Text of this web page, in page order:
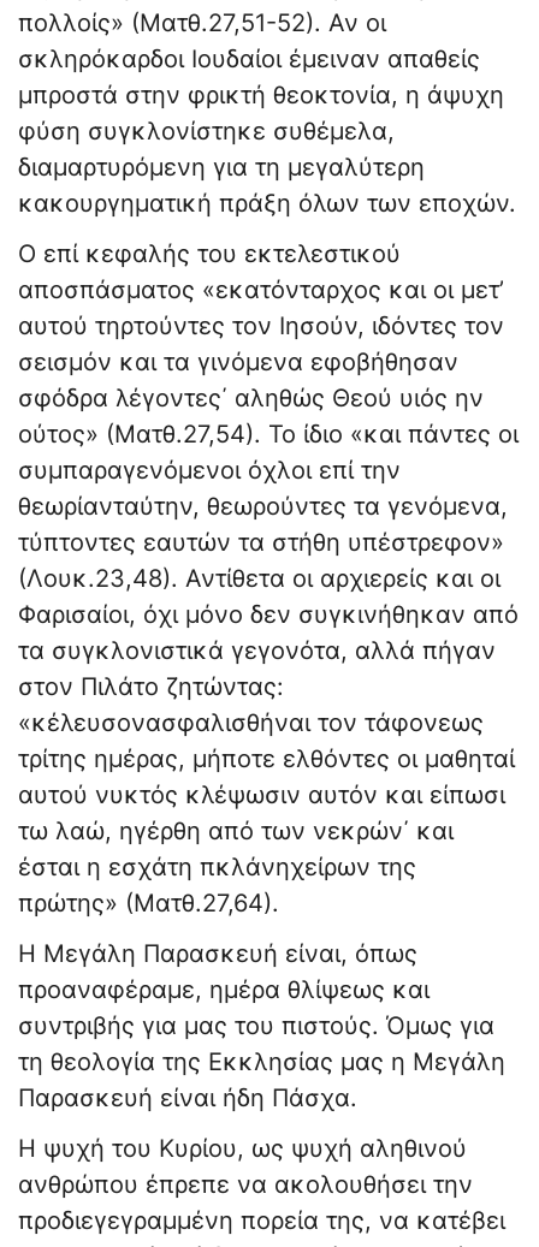
πολλοίς» (Ματθ.27,51-52). Αν οι
σκληρόκαρδοι Ιουδαίοι έμειναν απαθείς
μπροστά στην φρικτή θεοκτονία, η άψυχη
φύση συγκλονίστηκε συθέμελα,
διαμαρτυρόμενη για τη μεγαλύτερη
κακουργηματική πράξη όλων των εποχών.
Ο επί κεφαλής του εκτελεστικού
αποσπάσματος «εκατόνταρχος και οι μετ’
αυτού τηρτούντες τον Ιησούν, ιδόντες τον
σεισμόν και τα γινόμενα εφοβήθησαν
σφόδρα λέγοντες΄ αληθώς Θεού υιός ην
ούτος» (Ματθ.27,54). Το ίδιο «και πάντες οι
συμπαραγενόμενοι όχλοι επί την
θεωρίανταύτην, θεωρούντες τα γενόμενα,
τύπτοντες εαυτών τα στήθη υπέστρεφον»
(Λουκ.23,48). Αντίθετα οι αρχιερείς και οι
Φαρισαίοι, όχι μόνο δεν συγκινήθηκαν από
τα συγκλονιστικά γεγονότα, αλλά πήγαν
στον Πιλάτο ζητώντας:
«κέλευσονασφαλισθήναι τον τάφονεως
τρίτης ημέρας, μήποτε ελθόντες οι μαθηταί
αυτού νυκτός κλέψωσιν αυτόν και είπωσι
τω λαώ, ηγέρθη από των νεκρών΄ και
έσται η εσχάτη πκλάνηχείρων της
πρώτης» (Ματθ.27,64).
Η Μεγάλη Παρασκευή είναι, όπως
προαναφέραμε, ημέρα θλίψεως και
συντριβής για μας του πιστούς. Όμως για
τη θεολογία της Εκκλησίας μας η Μεγάλη
Παρασκευή είναι ήδη Πάσχα.
Η ψυχή του Κυρίου, ως ψυχή αληθινού
ανθρώπου έπρεπε να ακολουθήσει την
προδιεγεγραμμένη πορεία της, να κατέβει